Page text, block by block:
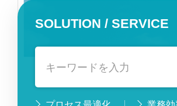
SOLUTION / SERVICE